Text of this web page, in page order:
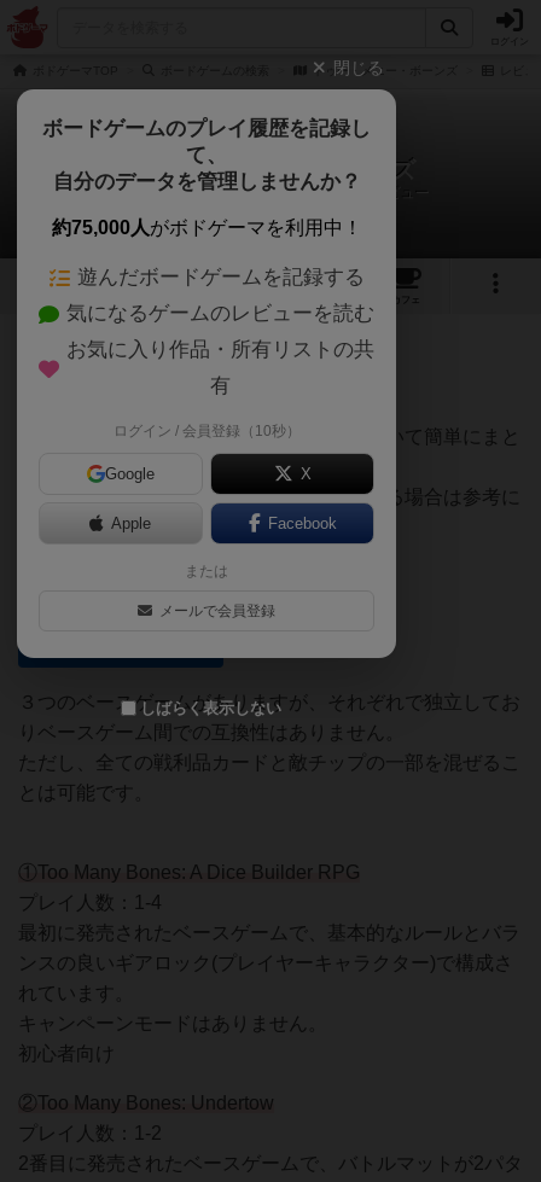
トゥー・メニー・ボーンズ
トゥー・メニー・ボーンズ
滑舌悪いぼっちのボードゲーム部さんのレビュー
1 1 3
カフェ
165名 2名 0 約2ヶ月前
トゥー・メニー・ボーンズのシリーズについて簡単にまと
めてみました。
新規の人がどれを買えばよいのか迷っている場合は参考に
してみてください。
３つのベースゲームがありますが、それぞれで独立してお
りベースゲーム間での互換性はありません。
ただし、全ての戦利品カードと敵チップの一部を混ぜるこ
とは可能です。
①Too Many Bones: A Dice Builder RPG
プレイ人数：1-4
最初に発売されたベースゲームで、基本的なルールとバラ
ンスの良いギアロック(プレイヤーキャラクター)で構成さ
れています。
キャンペーンモードはありません。
初心者向け
②Too Many Bones: Undertow
プレイ人数：1-2
2番目に発売されたベースゲームで、バトルマットが2パタ
閉じる
ボードゲームのプレイ履歴を記録し
て、
自分のデータを管理しませんか？
約75,000人がボドゲーマを利用中！
遊んだボードゲームを記録する
気になるゲームのレビューを読む
お気に入り作品・所有リストの共
有
ログイン / 会員登録（10秒）
Google X
Apple Facebook
または
メールで会員登録
しばらく表示しない